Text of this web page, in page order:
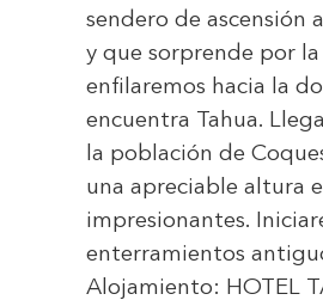
sendero de ascensión
y que sorprende por
enfilaremos hacia la
encuentra Tahua.
la población de
una apreciable altura
impresionantes.
enterramientos
Alojamiento: HOTEL